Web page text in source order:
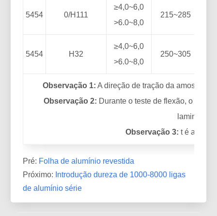
5454 0/H111
≥4,0~6,0
>6.0~8,0
215~285
5454 H32
≥4,0~6,0
>6.0~8,0
250~305
Observação 1: A direção de tração da amostra
Observação 2: Durante o teste de flexão, o eixo
laminação.
Observação 3: t é a
Pré: Folha de alumínio revestida
Próximo: Introdução dureza de 1000-8000 ligas
de alumínio série